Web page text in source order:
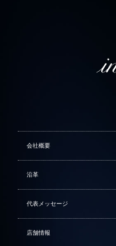
会社概要
沿革
代表メッセージ
店舗情報